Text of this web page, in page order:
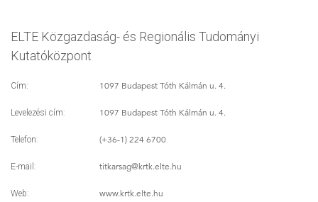
ELTE Közgazdaság- és Regionális Tudományi
Kutatóközpont
Cím: 1097 Budapest Tóth Kálmán u. 4.
Levelezési cím: 1097 Budapest Tóth Kálmán u. 4.
Telefon: (+36-1) 224 6700
E-mail: titkarsag@krtk.elte.hu
Web: www.krtk.elte.hu